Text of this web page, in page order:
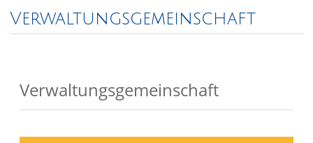
Verwaltungsgemeinschaft
Verwaltungsgemeinschaft